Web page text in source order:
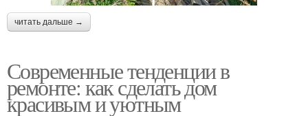
читать дальше →
Современные тенденции в
ремонте: как сделать дом
красивым и уютным